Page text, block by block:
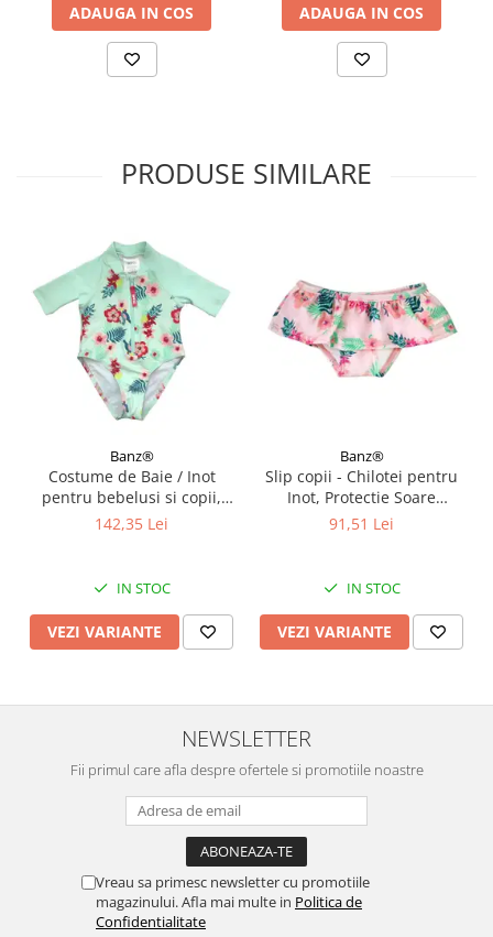
ADAUGA IN COS ADAUGA IN COS
PRODUSE SIMILARE
Banz®
Costume de Baie / Inot
pentru bebelusi si copii,
Protectie Soare UPF50+,
142,35 Lei
IN STOC
VEZI VARIANTE
Banz®
Slip copii - Chilotei pentru
Inot, Protectie Soare
UPF50+, Floral Pink, Diverse
91,51 Lei
IN STOC
VEZI VARIANTE
NEWSLETTER
Fii primul care afla despre ofertele si promotiile noastre
Vreau sa primesc newsletter cu promotiile
magazinului. Afla mai multe in Politica de
Confidentialitate